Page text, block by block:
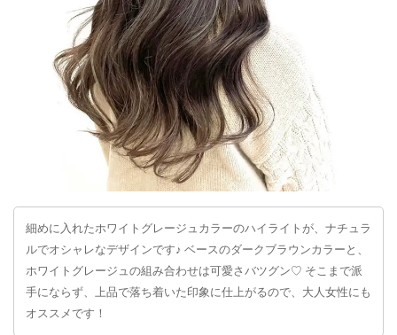
細めに入れたホワイトグレージュカラーのハイライトが、ナチュラ
ルでオシャレなデザインです♪ ベースのダークブラウンカラーと、
ホワイトグレージュの組み合わせは可愛さバツグン♡ そこまで派
手にならず、上品で落ち着いた印象に仕上がるので、大人女性にも
オススメです！